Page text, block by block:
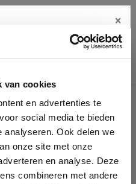
van cookies
en advertenties te
social media te bieden
analyseren. Ook delen we
onze site met onze
en analyse. Deze
combineren met andere
details
×